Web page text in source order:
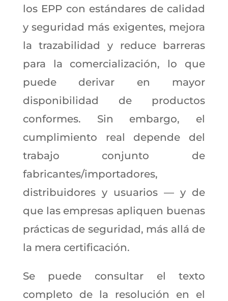
los EPP con estándares de calidad
y seguridad más exigentes, mejora
la trazabilidad y reduce barreras
para la comercialización, lo que
puede derivar en mayor
disponibilidad de productos
conformes. Sin embargo, el
cumplimiento real depende del
trabajo conjunto de
fabricantes/importadores,
distribuidores y usuarios — y de
que las empresas apliquen buenas
prácticas de seguridad, más allá de
la mera certificación.
Se puede consultar el texto
completo de la resolución en el